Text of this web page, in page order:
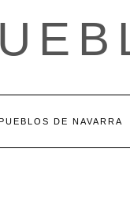
DE NAVARRA